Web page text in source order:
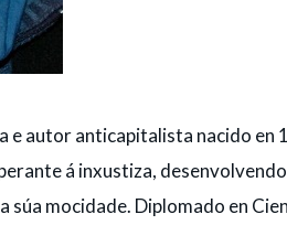
e autor anticapitalista nacido en
á inxustiza,
súa mocidade. Diplomado en